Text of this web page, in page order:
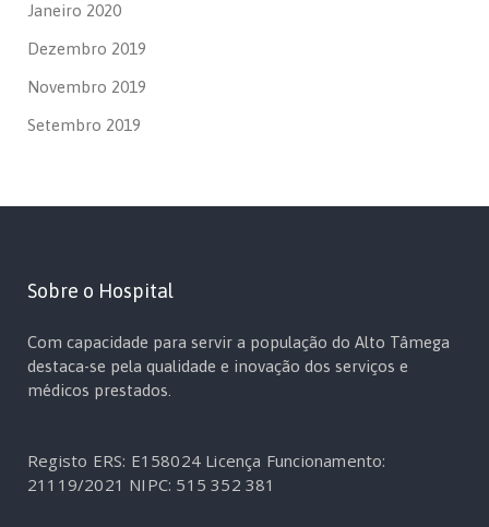
Janeiro 2020
Dezembro 2019
Novembro 2019
Setembro 2019
Sobre o Hospital
Com capacidade para servir a população do Alto Tâmega
destaca-se pela qualidade e inovação dos serviços e
médicos prestados.
Registo ERS: E158024 Licença Funcionamento:
21119/2021 NIPC: 515 352 381